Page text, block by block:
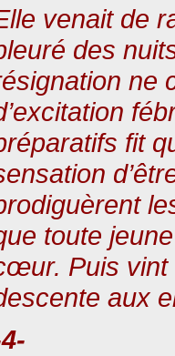
venait de
des
ne
fit
toute
Puis vint
aux